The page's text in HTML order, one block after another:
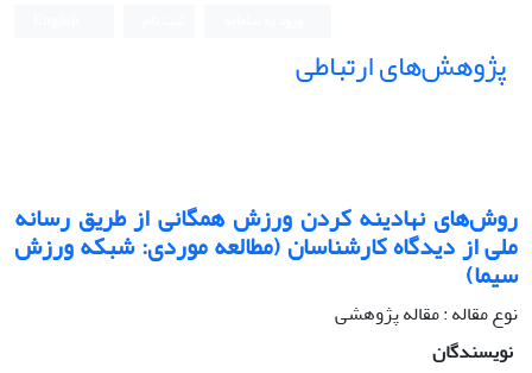
پژوهش‌های ارتباطی
روش‌های نهادینه کردن ورزش همگانی از طریق رسانه
ملی از دیدگاه کارشناسان (مطالعه موردی: شبکه ورزش
سیما)
نوع مقاله : مقاله پژوهشی
نویسندگان